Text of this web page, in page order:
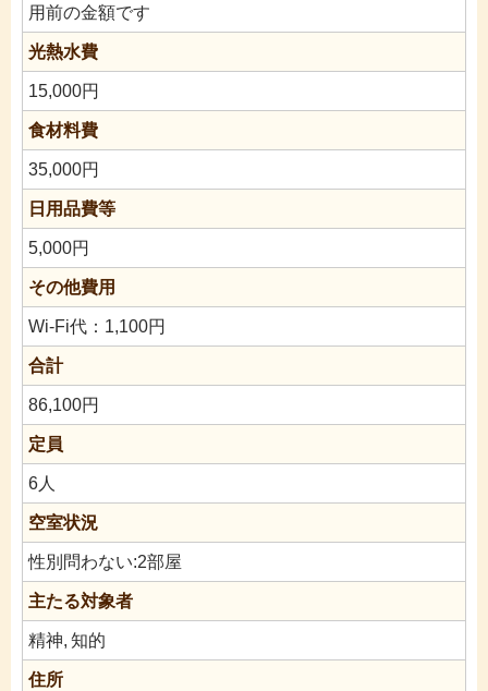
用前の金額です
光熱水費
15,000円
食材料費
35,000円
日用品費等
5,000円
その他費用
Wi-Fi代：1,100円
合計
86,100円
定員
6人
空室状況
性別問わない:2部屋
主たる対象者
精神, 知的
住所